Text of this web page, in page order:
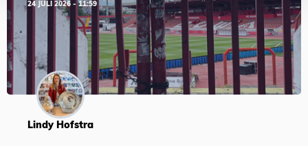
24 JULI 2026 - 11:59
Lindy Hofstra